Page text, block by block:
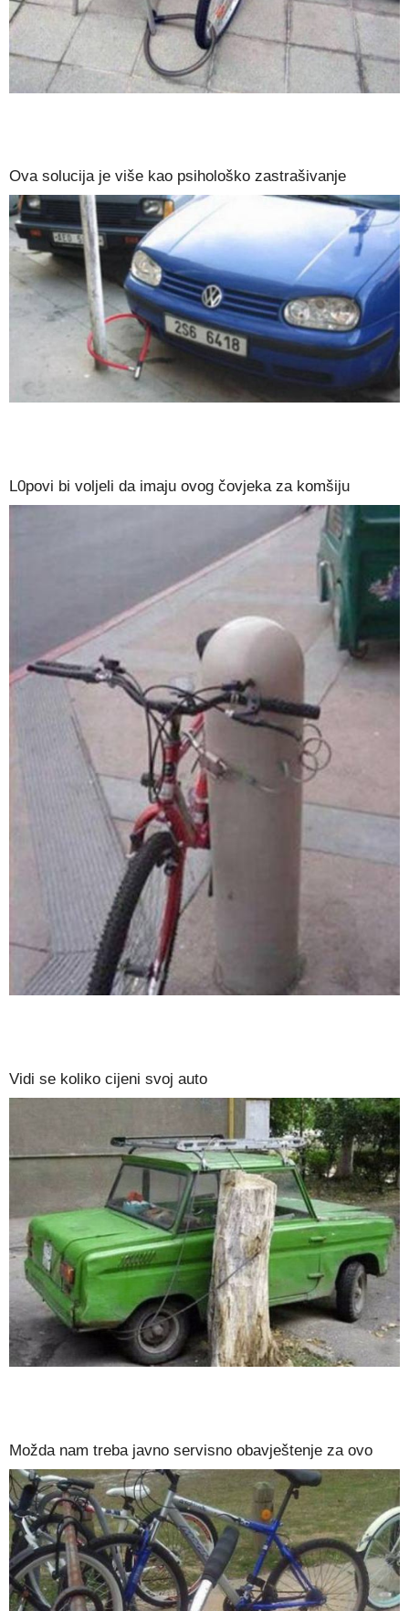
Ova solucija je više kao psihološko zastrašivanje
L0povi bi voljeli da imaju ovog čovjeka za komšiju
Vidi se koliko cijeni svoj auto
Možda nam treba javno servisno obavještenje za ovo